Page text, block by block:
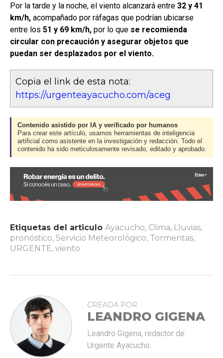
Por la tarde y la noche, el viento alcanzará entre 32 y 41
km/h, acompañado por ráfagas que podrían ubicarse
entre los 51 y 69 km/h, por lo que se recomienda
circular con precaución y asegurar objetos que
puedan ser desplazados por el viento.
Copia el link de esta nota:
https://urgenteayacucho.com/aceg
Contenido asistido por IA y verificado por humanos
Para crear este artículo, usamos herramientas de inteligencia
artificial como asistente en la investigación y redacción. Todo el
contenido ha sido meticulosamente revisado, editado y aprobado.
Etiquetas del articulo Ayacucho, Clima, Lluvias,
pronóstico, Servicio Meteorológico, Tormentas,
URGENTE, viento
CREADA POR
LEANDRO GIGENA
Leandro Gigena, redactor de
Urgente Ayacucho.